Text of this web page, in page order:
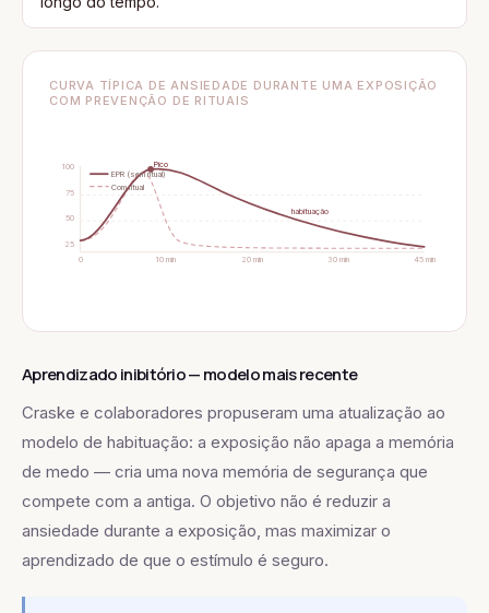
CURVA TÍPICA DE ANSIEDADE DURANTE UMA EXPOSIÇÃO
COM PREVENÇÃO DE RITUAIS
100
75
50
25
0
10 min 20 min 30 min 45 min
Pico
habituação
EPR (sem ritual)
Com ritual
Aprendizado inibitório — modelo mais recente
Craske e colaboradores propuseram uma atualização ao
modelo de habituação: a exposição não apaga a memória
de medo — cria uma nova memória de segurança que
compete com a antiga. O objetivo não é reduzir a
ansiedade durante a exposição, mas maximizar o
aprendizado de que o estímulo é seguro.